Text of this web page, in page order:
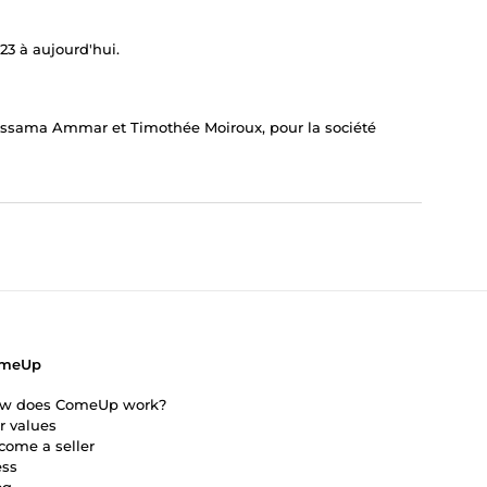
à aujourd'hui.
Ammar et Timothée Moiroux, pour la société
does ComeUp work?
values
a seller